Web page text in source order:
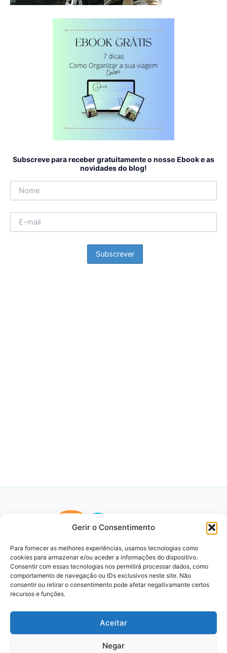
Gerir o Consentimento
Para fornecer as melhores experiências, usamos tecnologias como
cookies para armazenar e/ou aceder a informações do dispositivo.
Consentir com essas tecnologias nos permitirá processar dados, como
comportamento de navegação ou IDs exclusivos neste site. Não
consentir ou retirar o consentimento pode afetar negativamante certos
recursos e funções.
Aceitar
Negar
Subscreve para receber gratuitamente o nosso Ebook e as
novidades do blog!